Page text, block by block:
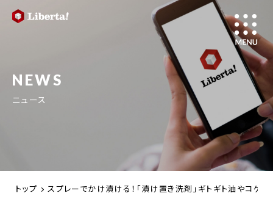
NEWS
ニュース
トップ スプレーでかけ漬ける！「漬け置き洗剤」ギトギト油やコゲ